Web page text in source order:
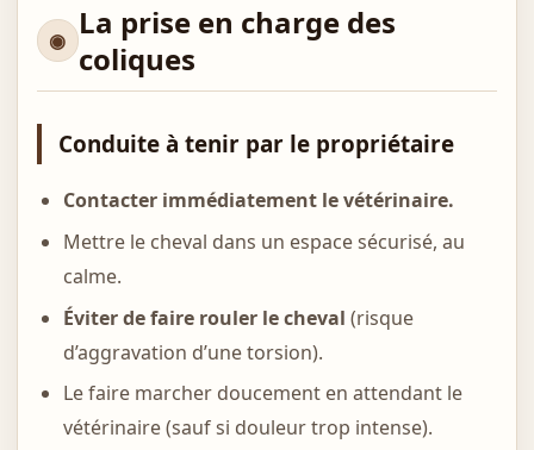
La prise en charge des
coliques
Conduite à tenir par le propriétaire
Contacter immédiatement le vétérinaire.
Mettre le cheval dans un espace sécurisé, au
calme.
Éviter de faire rouler le cheval (risque
d’aggravation d’une torsion).
Le faire marcher doucement en attendant le
vétérinaire (sauf si douleur trop intense).